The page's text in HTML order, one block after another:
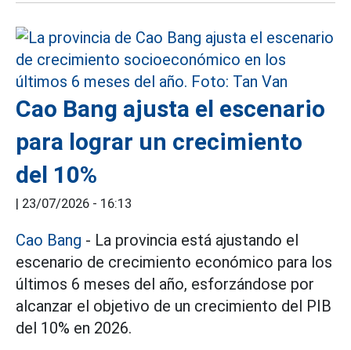
Cao Bang ajusta el escenario
para lograr un crecimiento
del 10%
| 23/07/2026 - 16:13
Cao Bang - La provincia está ajustando el
escenario de crecimiento económico para los
últimos 6 meses del año, esforzándose por
alcanzar el objetivo de un crecimiento del PIB
del 10% en 2026.